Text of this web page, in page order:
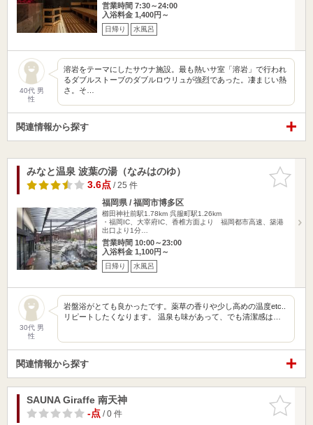
営業時間 7:30～24:00
入浴料金 1,400円～
日帰り 水風呂
40代 男
性
溶岩をテーマにしたサウナ施設。最も熱いサ室「溶岩」で行われ
るダブルストーブのダブルロウリュが強烈であった。凄まじい熱
さ。そ…
関連情報から探す
お気に入
りに追加
みなと温泉 波葉の湯（なみはのゆ）
3.6点/ 25 件
福岡県 / 福岡市博多区
櫛田神社前駅1.78km 呉服町駅1.26km
・福岡IC、大宰府IC、香椎方面より 福岡都市高速、築港
出口より1分…
営業時間 10:00～23:00
入浴料金 1,100円～
日帰り 水風呂
30代 男
性
岩盤浴がとても良かったです。薬草の香りや少し高めの温度etc..
リピートしたくなります。 温泉も味があって、でも清潔感は…
関連情報から探す
お気に入
りに追加
SAUNA Giraffe 南天神
-点/ 0 件